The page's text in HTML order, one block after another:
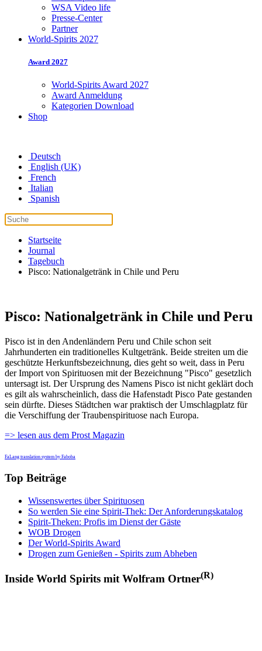
WSA Video life
Presse-Center
Partner
World-Spirits 2027
Award 2027
World-Spirits Award 2027
Award Anmeldung
Kategorien Download
Shop
Deutsch
English (UK)
French
Italian
Spanish
Startseite
Journal
Tagebuch
Pisco: Nationalgetränk in Chile und Peru
Pisco: Nationalgetränk in Chile und Peru
Pisco ist in den Andenländern Peru und Chile schon seit
Jahrhunderten ein traditionelles Kultgetränk. Beide streiten um die
geschützte Herkunftsbezeichnung, dies geht so weit, dass in Peru
der Import von Spirituosen mit der Bezeichnung "Pisco" gesetzlich
untersagt ist. Der Ursprung des Namens Pisco ist nicht geklärt doch
es gilt als wahrscheinlich, dass die Hafenstadt Pisco Pate gestanden
sein dürfte. Dieses Städtchen war praktisch der Umschlagplatz für
die Verschiffung der Traubenspirituose nach Europa.
=> lesen aus dem Prost Magazin
FaLang translation system by Faboba
Top Beiträge
Wissenswertes über Spirituosen
So werden Sie eine Spirit-Thek: Der Anforderungskatalog
Spirit-Theken: Profis im Dienst der Gäste
WOB Drogen
Der World-Spirits Award
Drogen zum Genießen - Spirits zum Abheben
Inside World Spirits mit Wolfram Ortner(R)